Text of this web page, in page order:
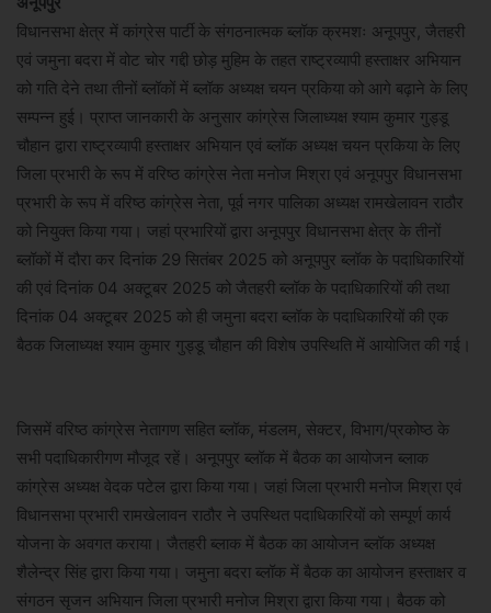
विधानसभा क्षेत्र में कांग्रेस पार्टी के संगठनात्मक ब्लॉक क्रमशः अनूपपुर, जैतहरी
एवं जमुना बदरा में वोट चोर गद्दी छोड़ मुहिम के तहत राष्ट्रव्यापी हस्ताक्षर अभियान
को गति देने तथा तीनों ब्लॉकों में ब्लॉक अध्यक्ष चयन प्रकिया को आगे बढ़ाने के लिए
सम्पन्न हुई। प्राप्त जानकारी के अनुसार कांग्रेस जिलाध्यक्ष श्याम कुमार गुड्डू
चौहान द्वारा राष्ट्रव्यापी हस्ताक्षर अभियान एवं ब्लॉक अध्यक्ष चयन प्रकिया के लिए
जिला प्रभारी के रूप में वरिष्ठ कांग्रेस नेता मनोज मिश्रा एवं अनूपपुर विधानसभा
प्रभारी के रूप में वरिष्ठ कांग्रेस नेता, पूर्व नगर पालिका अध्यक्ष रामखेलावन राठौर
को नियुक्त किया गया। जहां प्रभारियों द्वारा अनूपपुर विधानसभा क्षेत्र के तीनों
ब्लॉकों में दौरा कर दिनांक 29 सितंबर 2025 को अनूपपुर ब्लॉक के पदाधिकारियों
की एवं दिनांक 04 अक्टूबर 2025 को जैतहरी ब्लॉक के पदाधिकारियों की तथा
दिनांक 04 अक्टूबर 2025 को ही जमुना बदरा ब्लॉक के पदाधिकारियों की एक
बैठक जिलाध्यक्ष श्याम कुमार गुड्डू चौहान की विशेष उपस्थिति में आयोजित की गई।
जिसमें वरिष्ठ कांग्रेस नेतागण सहित ब्लॉक, मंडलम, सेक्टर, विभाग/प्रकोष्ठ के
सभी पदाधिकारीगण मौजूद रहें। अनूपपुर ब्लॉक में बैठक का आयोजन ब्लाक
कांग्रेस अध्यक्ष वेदक पटेल द्वारा किया गया। जहां जिला प्रभारी मनोज मिश्रा एवं
विधानसभा प्रभारी रामखेलावन राठौर ने उपस्थित पदाधिकारियों को सम्पूर्ण कार्य
योजना के अवगत कराया। जैतहरी ब्लाक में बैठक का आयोजन ब्लॉक अध्यक्ष
शैलेन्द्र सिंह द्वारा किया गया। जमुना बदरा ब्लॉक में बैठक का आयोजन हस्ताक्षर व
संगठन सृजन अभियान जिला प्रभारी मनोज मिश्रा द्वारा किया गया। बैठक को